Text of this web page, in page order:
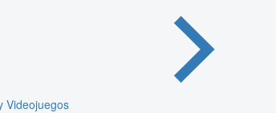
Videojuegos